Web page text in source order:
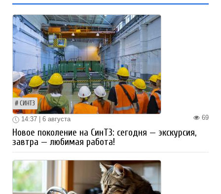
СИНТЗ
69
14:37 | 6 августа
Новое поколение на СинТЗ: сегодня — экскурсия,
завтра — любимая работа!